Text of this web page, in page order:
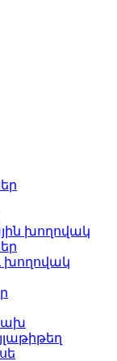
խողովակ
խողովակ